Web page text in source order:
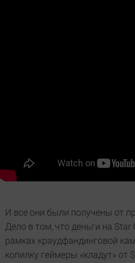
И все они были получены от
Дело в том, что деньги на
рамках краудфандинговой
копилку геймеры «кладут» от